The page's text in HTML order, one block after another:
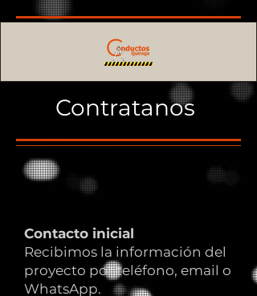
Contratanos
Contacto inicial
Recibimos la información del
proyecto por teléfono, email o
WhatsApp.